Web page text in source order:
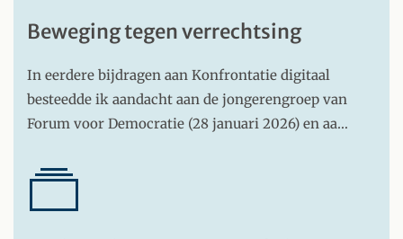
Beweging tegen verrechtsing
In eerdere bijdragen aan Konfrontatie digitaal
besteedde ik aandacht aan de jongerengroep van
Forum voor Democratie (28 januari 2026) en aa…